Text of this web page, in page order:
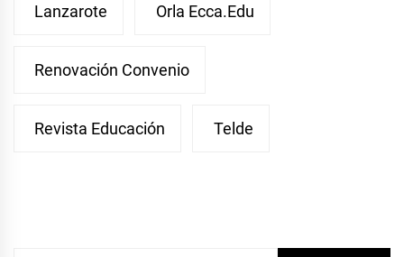
Lanzarote Orla Ecca.edu
Renovación Convenio
Revista Educación Telde